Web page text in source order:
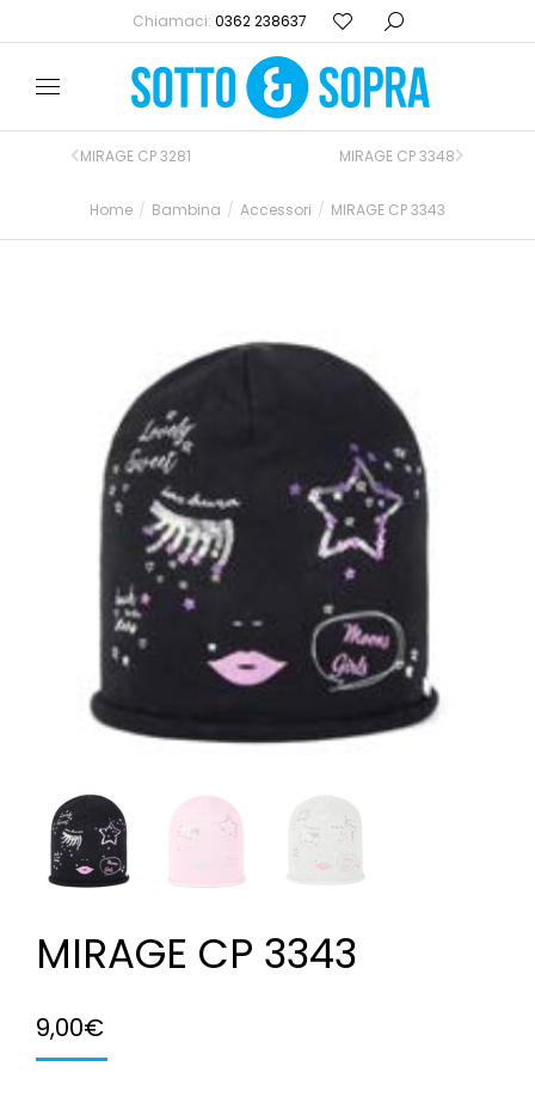
Chiamaci: 0362 238637
Tu sei qui:
Home Bambina Accessori MIRAGE CP 3343
MIRAGE CP 3281 MIRAGE CP 3348
MIRAGE CP 3343
9,00€